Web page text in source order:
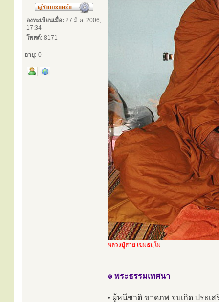
ลงทะเบียนเมื่อ: 27 มี.ค. 2006,
17:34
โพสต์: 8171
อายุ: 0
หลวงปู่สาย เขมธมฺโม
๏ พระธรรมเทศนา
• ผู้หนีชาติ ขาดภพ จบเกิด ประเ